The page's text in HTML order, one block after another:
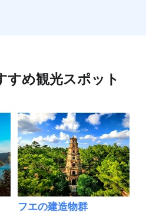
すめ観光スポット
フエの建造物群